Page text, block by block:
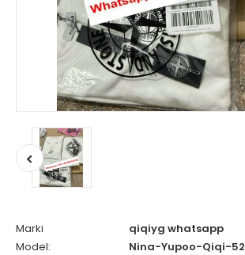
Marki
qiqiyg whatsapp
Model:
Nina-Yupoo-Qiqi-52